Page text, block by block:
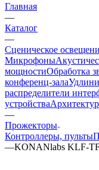
Главная
—
Каталог
—
Сценическое
Микрофоны
мощностиОбработка
конференц-зала
распределители
устройства
—
Прожекторы
Контроллеры, пульты
—KONANlabs KLF-